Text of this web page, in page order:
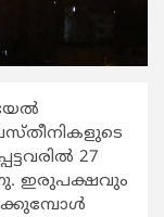
27
ഇരുപക്ഷവും